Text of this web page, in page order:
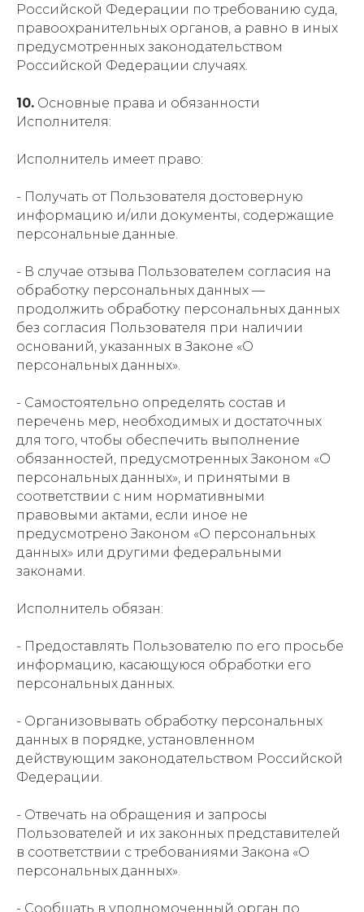
Российской Федерации по требованию суда,
правоохранительных органов, а равно в иных
предусмотренных законодательством
Российской Федерации случаях.
10. Основные права и обязанности
Исполнителя:
Исполнитель имеет право:
- Получать от Пользователя достоверную
информацию и/или документы, содержащие
персональные данные.
- В случае отзыва Пользователем согласия на
обработку персональных данных —
продолжить обработку персональных данных
без согласия Пользователя при наличии
оснований, указанных в Законе «О
персональных данных».
- Самостоятельно определять состав и
перечень мер, необходимых и достаточных
для того, чтобы обеспечить выполнение
обязанностей, предусмотренных Законом «О
персональных данных», и принятыми в
соответствии с ним нормативными
правовыми актами, если иное не
предусмотрено Законом «О персональных
данных» или другими федеральными
законами.
Исполнитель обязан:
- Предоставлять Пользователю по его просьбе
информацию, касающуюся обработки его
персональных данных.
- Организовывать обработку персональных
данных в порядке, установленном
действующим законодательством Российской
Федерации.
- Отвечать на обращения и запросы
Пользователей и их законных представителей
в соответствии с требованиями Закона «О
персональных данных».
- Сообщать в уполномоченный орган по